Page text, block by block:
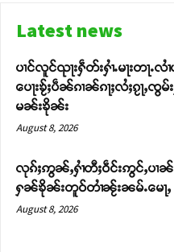
Latest news
ပၢင်လူင်ၺႃးႁဵတ်းႁၢႆႉမႃးတႃႉလၢႆ
ပေႃးၶႂ်ႈပဵၼ်ၵၢၼ်ၵႃႈလႆႈၵႂႃႇၸွမ်း
မၼ်းၶိုၼ်း
August 8, 2026
လုၵ်ႈဢွၼ်ႇႁၢႆတီႈဝဵင်းဢွင်ႇပၢၼ်
ႁၼ်ၶိုၼ်းတူဝ်တၢႆၼႂ်းၼမ်ႉမေႃႇ
August 8, 2026